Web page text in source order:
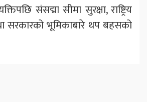
संसद्मा सीमा सुरक्षा, राष्ट्रिय
सरकारको भूमिकाबारे थप बहसको